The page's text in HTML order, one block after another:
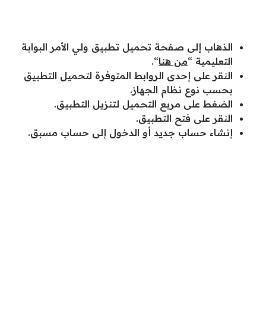
الذهاب إلى صفحة تحميل تطبيق ولي الأمر البوابة
التعليمية “من هنا“.
النقر على إحدى الروابط المتوفرة لتحميل التطبيق
بحسب نوع نظام الجهاز.
الضغط على مربع التحميل لتنزيل التطبيق.
النقر على فتح التطبيق.
إنشاء حساب جديد أو الدخول إلى حساب مسبق.